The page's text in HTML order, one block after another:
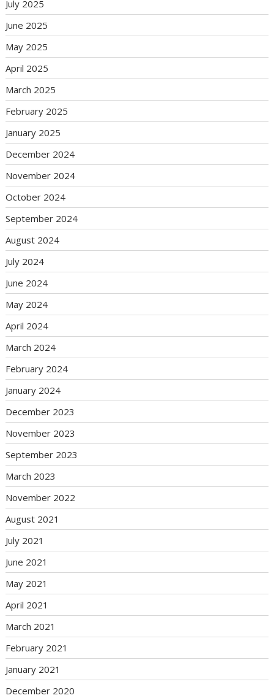
July 2025
June 2025
May 2025
April 2025
March 2025
February 2025
January 2025
December 2024
November 2024
October 2024
September 2024
August 2024
July 2024
June 2024
May 2024
April 2024
March 2024
February 2024
January 2024
December 2023
November 2023
September 2023
March 2023
November 2022
August 2021
July 2021
June 2021
May 2021
April 2021
March 2021
February 2021
January 2021
December 2020